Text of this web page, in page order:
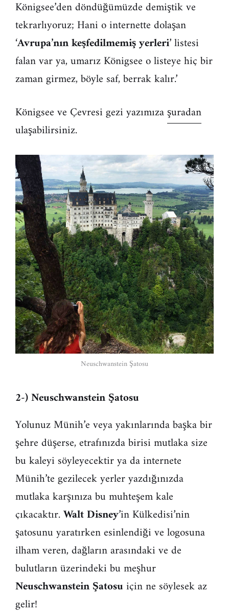
Königsee’den döndüğümüzde demiştik ve
tekrarlıyoruz; Hani o internette dolaşan
‘Avrupa’nın keşfedilmemiş yerleri’ listesi
falan var ya, umarız Königsee o listeye hiç bir
zaman girmez, böyle saf, berrak kalır.’
Königsee ve Çevresi gezi yazımızaşuradan
ulaşabilirsiniz.
Neuschwanstein Şatosu
2-) Neuschwanstein Şatosu
Yolunuz Münih’e veya yakınlarında başka bir
şehre düşerse, etrafınızda birisi mutlaka size
bu kaleyi söyleyecektir ya da internete
Münih’te gezilecek yerler yazdığınızda
mutlaka karşınıza bu muhteşem kale
çıkacaktır.Walt Disney’in Külkedisi’nin
şatosunu yaratırken esinlendiği ve logosuna
ilham veren, dağların arasındaki ve de
bulutların üzerindeki bu meşhur
Neuschwanstein Şatosuiçin ne söylesek az
gelir!